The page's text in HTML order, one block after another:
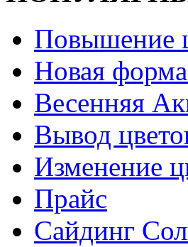
Повышение
Новая
Весенняя
Вывод
Изменение
Прайс
Сайдинг